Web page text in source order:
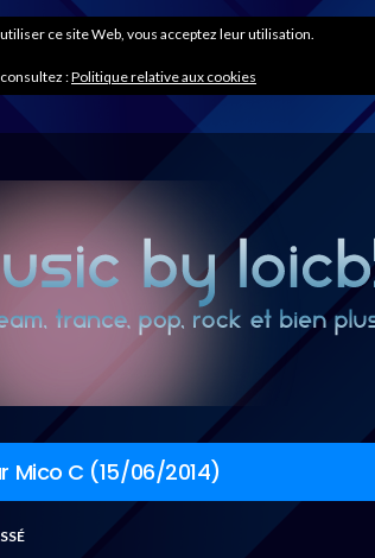
Mico C (15/06/2014)
ce site Web, vous acceptez leur utilisation.
:Politique relative aux cookies